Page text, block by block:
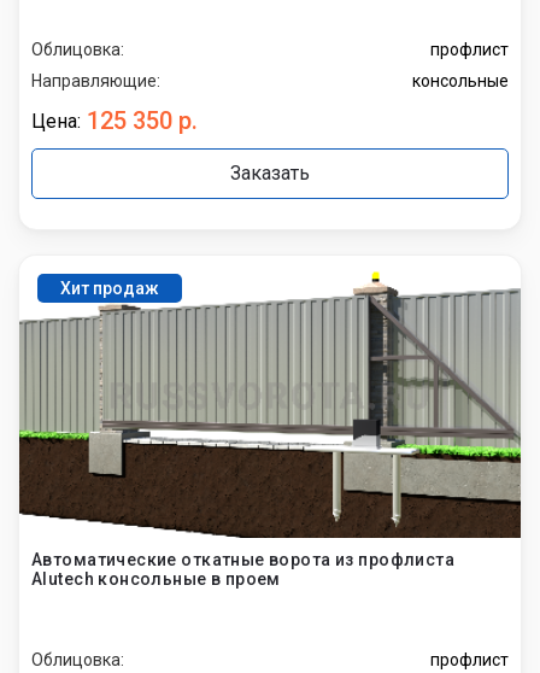
Облицовка:
профлист
Направляющие:
консольные
Цена: 125 350 р.
Заказать
Хит продаж
Автоматические откатные ворота из профлиста
Alutech консольные в проем
Облицовка:
профлист